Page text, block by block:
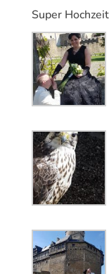
Super